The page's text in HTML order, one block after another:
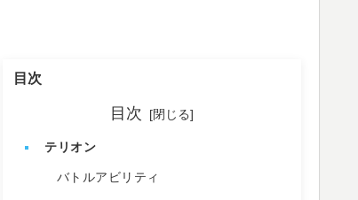
目次
目次
テリオン
バトルアビリティ